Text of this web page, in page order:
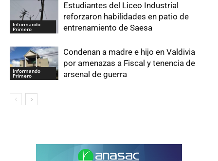
Informando
Primero
Estudiantes del Liceo Industrial
reforzaron habilidades en patio de
entrenamiento de Saesa
Informando
Primero
Condenan a madre e hijo en Valdivia
por amenazas a Fiscal y tenencia de
arsenal de guerra